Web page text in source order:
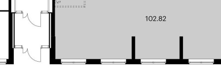
Дата размещения
06.08.2024
Адрес
городской поселок Новоселье, Невская улица, д.1